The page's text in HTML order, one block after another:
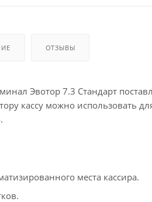
ОТЗЫВЫ
Эвотор 7.3 Стандарт
кассу можно использовать
места кассира.